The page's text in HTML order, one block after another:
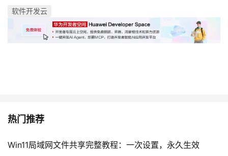
软件开发云
热门推荐
Win11局域网文件共享完整教程：一次设置，永久生效